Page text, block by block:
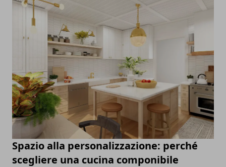
Spazio alla personalizzazione: perché
scegliere una cucina componibile